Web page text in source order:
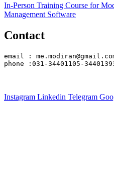
In-Person Training Course for
Management Software
Contact
email :
phone :031-34401105-
Instagram Linkedin Telegram